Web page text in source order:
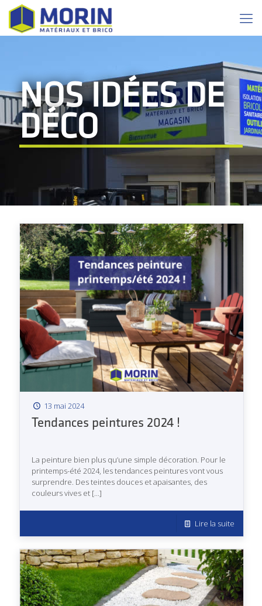
NOS IDÉES DE
DÉCO
13 mai 2024
Tendances peintures 2024 !
La peinture bien plus qu’une simple décoration. Pour le
printemps-été 2024, les tendances peintures vont vous
surprendre. Des teintes douces et apaisantes, des
couleurs vives et […]
Lire la suite